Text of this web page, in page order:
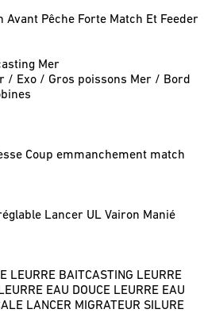
Avant Pêche Forte Match Et Feeder
Mer
/ Exo / Gros poissons Mer / Bord
Coup emmanchement match
Lancer UL Vairon Manié
LEURRE BAITCASTING LEURRE
LEURRE EAU DOUCE LEURRE EAU
LANCER MIGRATEUR SILURE